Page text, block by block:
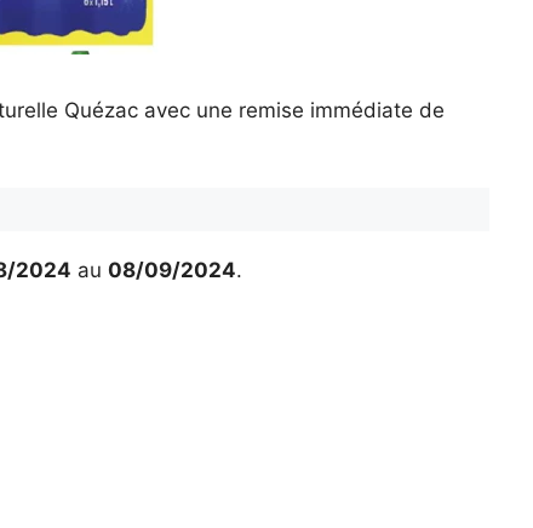
Quézac avec une remise immédiate de
2024 au 08/09/2024.